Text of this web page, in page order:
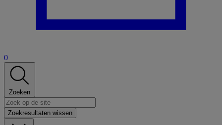
0
Zoeken
Zoekresultaten wissen